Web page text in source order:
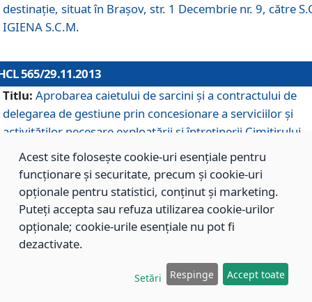
destinaţie, situat în Braşov, str. 1 Decembrie nr. 9, către
IGIENA S.C.M.
565/29.11.2013
Titlu: Aprobarea caietului de sarcini şi a contractului de
delegarea de gestiune prin concesionare a serviciilor şi
activităţilor necesare exploatării şi întreţinerii Cimitirului
Municipal Braşov situat în str. Dimitrie Anghel nr. 19.
564/29.11.2013
Titlu: Completarea şi modificarea H.C.L. nr. 446/2013,
care s-a aprobat studiul de fundamentare pentru
Acest site folosește cookie-uri esențiale pentru
funcționare și securitate, precum și cookie-uri
opționale pentru statistici, conținut și marketing.
Puteți accepta sau refuza utilizarea cookie-urilor
opționale; cookie-urile esențiale nu pot fi
dezactivate.
Setări Respinge Accept toate